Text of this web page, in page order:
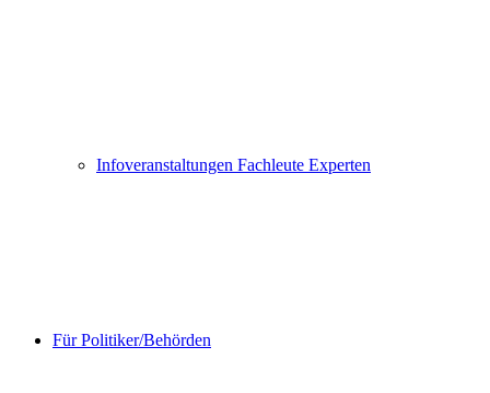
Infoveranstaltungen Fachleute Experten
Für Politiker/Behörden